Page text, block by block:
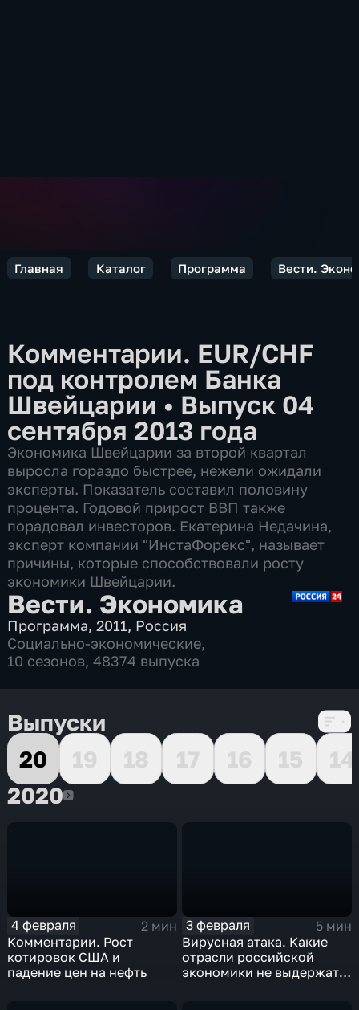
Главная Каталог Программа Вести.
Комментарии. EUR/CHF
под контролем Банка
Швейцарии • Выпуск 04
сентября 2013 года
Экономика Швейцарии за второй квартал
выросла гораздо быстрее, нежели ожидали
эксперты. Показатель составил половину
процента. Годовой прирост ВВП также
порадовал инвесторов. Екатерина Недачина,
эксперт компании "ИнстаФорекс", называет
причины, которые способствовали росту
экономики Швейцарии.
Вести. Экономика
Программа,2011, Россия
Социально-экономические,
10 сезонов, 48374 выпуска
Выпуски
20
19 18 17 16 15
14
20202020
4 февраля
2 мин
Комментарии. Рост
котировок США и
падение цен на нефть
3 февраля
5 мин
Вирусная атака. Какие
отрасли российской
экономики не выдержат